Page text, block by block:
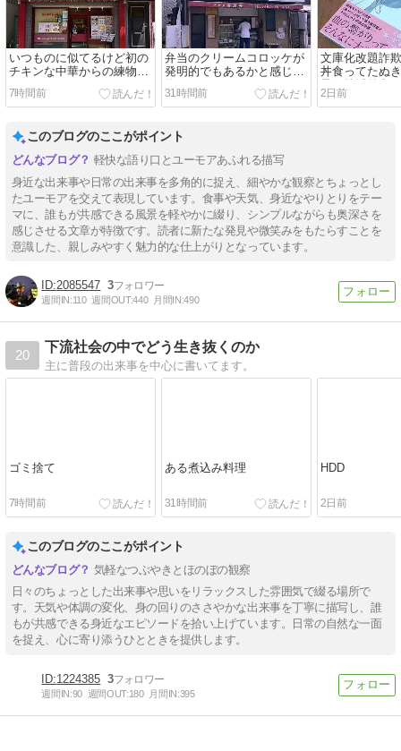
いつものに似てるけど初の
チキンな中華からの練物ま
つり
7時間前
弁当のクリームコロッケが
発明的でもあるかと感じ練
物まつり
31時間前
文庫化改題詐
丼食ってたぬ
最下等以外出
餉
2日前
このブログのここがポイント
軽快な語り口とユーモアあふれる描写
身近な出来事や日常の出来事を多角的に捉え、細やかな観察とちょっとし
たユーモアを交えて表現しています。食事や天気、身近なやりとりをテー
マに、誰もが共感できる風景を軽やかに綴り、シンプルながらも奥深さを
感じさせる文章が特徴です。読者に新たな発見や微笑みをもたらすことを
意識した、親しみやすく魅力的な仕上がりとなっています。
2085547 3
週間IN:110 週間OUT:440 月間IN:490
20
下流社会の中でどう生き抜くのか
主に普段の出来事を中心に書いてます。
ゴミ捨て
7時間前
ある煮込み料理
31時間前
HDD
2日前
このブログのここがポイント
気軽なつぶやきとほのぼの観察
日々のちょっとした出来事や思いをリラックスした雰囲気で綴る場所で
す。天気や体調の変化、身の回りのささやかな出来事を丁寧に描写し、誰
もが共感できる身近なエピソードを拾い上げています。日常の自然な一面
を捉え、心に寄り添うひとときを提供します。
1224385 3
週間IN:90 週間OUT:180 月間IN:395